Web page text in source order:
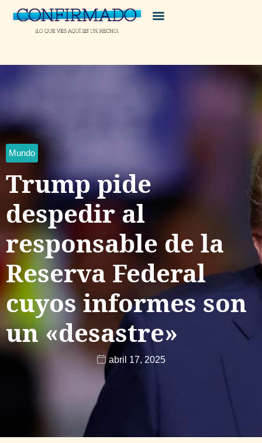
Mundo
Trump pide
despedir al
responsable de la
Reserva Federal
cuyos informes son
un «desastre»
abril 17, 2025